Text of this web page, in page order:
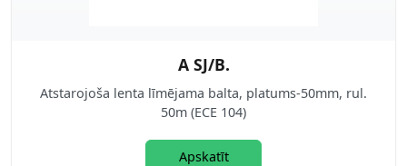
A SJ/B.
Atstarojoša lenta līmējama balta, platums-50mm, rul.
50m (ECE 104)
Apskatīt